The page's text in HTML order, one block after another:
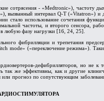
сотрясения - «Medtronic»), частоту
вызванный интервал Q-Т («Vitatron»)
стало использование сочетания
частоты, и второго сенсора,
любую фазу нагрузки [16, 24, 25].
фибрилляции и трепетания
mode» («переключение режима»).
дефибрилляторов, но не
так же эффективны, как и другие
прогноз по сопутствующим